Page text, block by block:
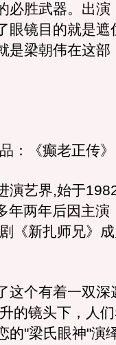
必胜武器。出演
眼镜目的就是遮
是梁朝伟在这部
《癫老正传》
艺界,始于
年两年后因主演
《新扎师兄》
个有着一双深
的镜头下，人
的"梁氏眼神"演